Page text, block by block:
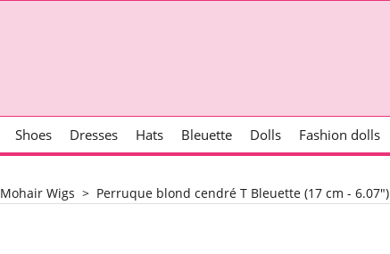
Shoes Dresses Hats Bleuette Dolls Fashion dolls
Mohair Wigs > Perruque blond cendré T Bleuette (17 cm - 6.07")